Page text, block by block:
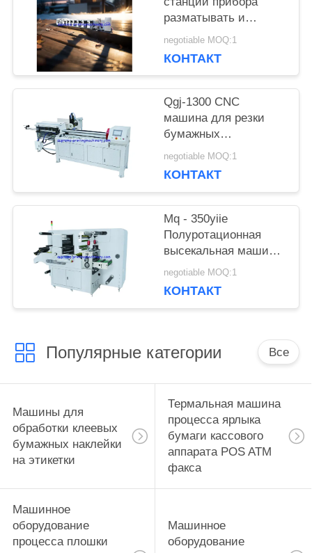
ПОЛИТИКА
КОНФИДЕНЦИАЛЬНОСТИ
разматывать и
перематывать
HBRY-W нон-стоп
прокатывая
negotiable MOQ:1
КОНТАКТ
Qgj-1300 CNC
машина для резки
бумажных
пластиковых труб
negotiable MOQ:1
КОНТАКТ
Mq - 350yiie
Полуротационная
высекальная машина
с продольной резкой
negotiable MOQ:1
КОНТАКТ
Популярные категории Все
Машины для
обработки клеевых
бумажных наклейки
на этикетки
Термальная машина
процесса ярлыка
бумаги кассового
аппарата POS ATM
факса
Машинное
оборудование
процесса плошки
Машинное
оборудование